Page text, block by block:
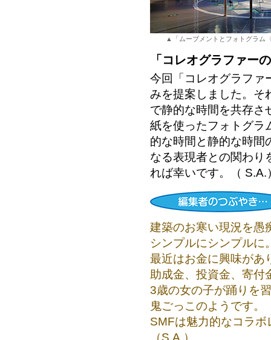
▲「ムーブメントとフォトグラム
「コレオグラファー
今回「コレオグラファ
みを提案しました。そ
で静的な時間を共存さ
紙を使ったフォトグラ
的な時間と静的な時間
なる表現者との関わり
れば幸いです。（ S.A.
建築のお寒い現況を愚
シンプルにシンプルに
最近はお金に興味があ
助成金、投資金、寄付
3歳の女の子が踊りを
鬼ごっこのようです。
SMFは魅力的なコラ